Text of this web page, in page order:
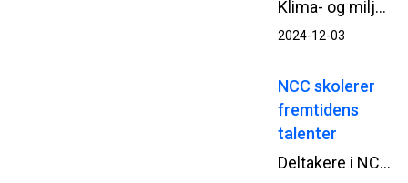
Klima- og miljøminister Tore O. Sandvik besøkte denne uken NCCs asfaltfabrikk i Trondheim. På agendaen sto NCCs arbeid med CO2-reduserende tiltak i asfaltproduksjonen og erfaringene med Vegvesenets modell for CO2-vekting av asfaltkontrakter.
2024-12-03
NCC skolerer
fremtidens
talenter
Deltakere i NCCs talentprogram Next Generaton skal i ni måneder jobbe målrettet sammen for å bli enda dyktigere i sine roller. Nylig var gruppen samlet i Oslo og Drammen for nettverksbygging, prosjektbesøk og presentasjoner.